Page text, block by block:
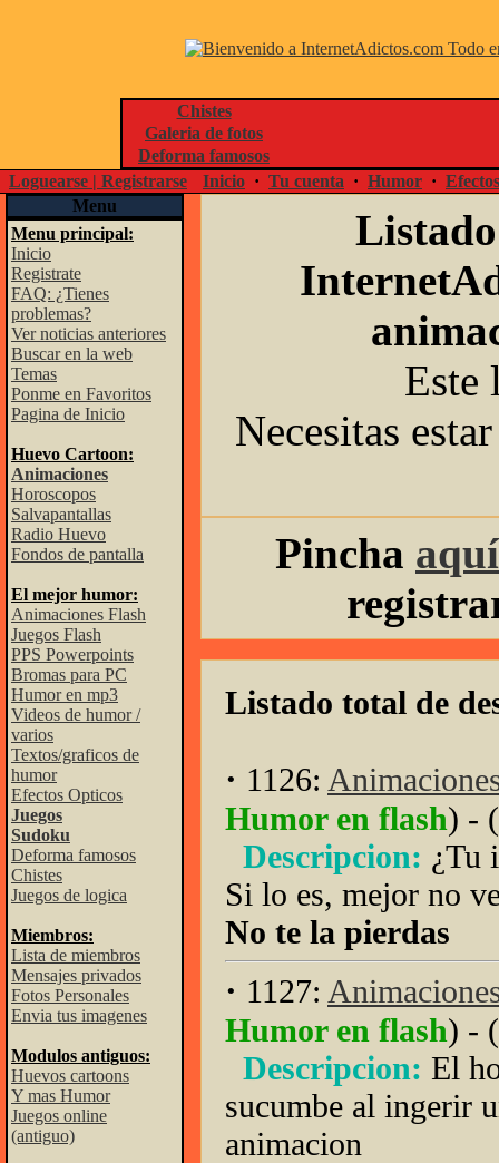
Chistes
Galeria de fotos
Deforma famosos
Loguearse | Registrarse
Inicio · Tu cuenta · Humor ·
Menu
Menu principal:
Inicio
Registrate
FAQ: ¿Tienes
problemas?
Ver noticias anteriores
Buscar en la web
Temas
Ponme en Favoritos
Pagina de Inicio
Huevo Cartoon:
Animaciones
Horoscopos
Salvapantallas
Radio Huevo
Fondos de pantalla
El mejor humor:
Animaciones Flash
Juegos Flash
PPS Powerpoints
Bromas para PC
Humor en mp3
Videos de humor /
varios
Textos/graficos de
humor
Efectos Opticos
Juegos
Sudoku
Deforma famosos
Chistes
Juegos de logica
Miembros:
Lista de miembros
Mensajes privados
Fotos Personales
Envia tus imagenes
Modulos antiguos:
Huevos cartoons
Y mas Humor
Juegos online
(antiguo)
Este
Necesitas
Pincha aquí
Listado total de
· 1126:
Humor en flash) - (
Descripcion: ¿Tu
Si lo es, mejor no
No te la pierdas
· 1127:
Humor en flash) - (
Descripcion: El
sucumbe al ingerir
animacion